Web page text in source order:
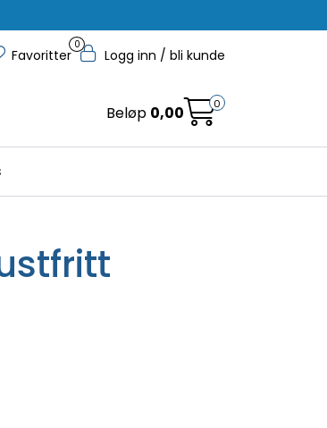
0
Favoritter Logg inn / bli kunde
Beløp 0,00 0